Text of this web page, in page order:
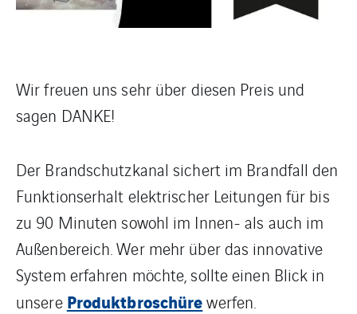
Wir freuen uns sehr über diesen Preis und
sagen DANKE!
Der Brandschutzkanal sichert im Brandfall den
Funktionserhalt elektrischer Leitungen für bis
zu 90 Minuten sowohl im Innen- als auch im
Außenbereich. Wer mehr über das innovative
System erfahren möchte, sollte einen Blick in
unsere Produktbroschürewerfen.